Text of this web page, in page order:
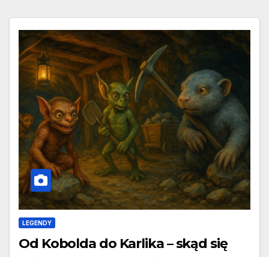
LEGENDY
Od Kobolda do Karlika – skąd się